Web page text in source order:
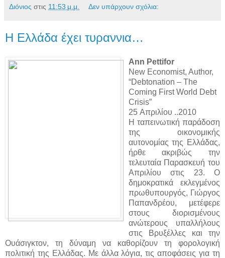
Διόνιος στις 11:53 μ.μ. Δεν υπάρχουν σχόλια:
Η Ελλάδα έχει τυραννια…
Ann Pettifor
New Economist, Author,
“Debtonation – The
Coming First World Debt
Crisis”
25 Απριλίου ..2010
Η ταπεινωτική παράδοση
της οικονομικής
αυτονομίας της Ελλάδας,
ήρθε ακριβώς την
τελευταία Παρασκευή του
Απριλίου στις 23. Ο
δημοκρατικά εκλεγμένος
πρωθυπουργός, Γιώργος
Παπανδρέου, μετέφερε
στους διορισμένους
ανώτερους υπαλλήλους
στις Βρυξέλλες και την
Ουάσιγκτον, τη δύναμη να καθορίζουν τη φορολογική
πολιτική της Ελλάδας. Με άλλα λόγια, τις αποφάσεις για τη